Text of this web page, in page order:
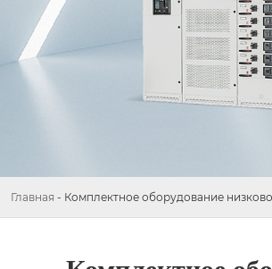
Главная - Комплектное оборудование